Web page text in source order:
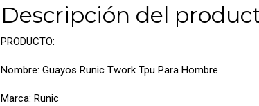
Descripción del
PRODUCTO:
Nombre: Guayos Runic Twork Tpu Para Hombre
Marca: Runic